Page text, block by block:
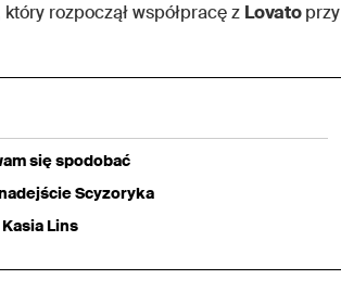
który rozpoczął współpracę z Lovatoprzy
się spodobać
Scyzoryka
Lins